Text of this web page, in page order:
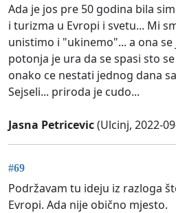
Ada je jos pre 50 godina bila
i turizma u Evropi i svetu... Mi
unistimo i "ukinemo"... a ona
potonja je ura da se spasi sto
onako ce nestati jednog dana
Sejseli... priroda je cudo...
Jasna Petricevic(Ulcinj, 2022-
#69
Podržavam tu ideju iz razloga
Evropi. Ada nije obično mjesto.